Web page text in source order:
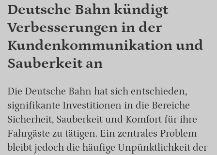
Deutsche Bahn kündigt
Verbesserungen in der
Kundenkommunikation und
Sauberkeit an
Die Deutsche Bahn hat sich entschieden,
signifikante Investitionen in die Bereiche
Sicherheit, Sauberkeit und Komfort für ihre
Fahrgäste zu tätigen. Ein zentrales Problem
bleibt jedoch die häufige Unpünktlichkeit der